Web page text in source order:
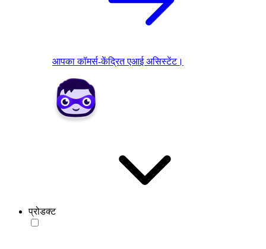
आपका कॉमर्स-केंद्रित एआई असिस्टेंट।
प्रोडक्ट